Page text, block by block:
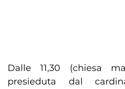
Dalle 11,30 (chiesa
presieduta dal